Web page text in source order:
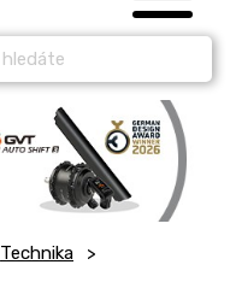
Technika